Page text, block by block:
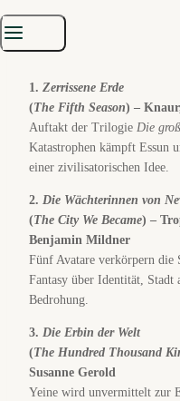
1. Zerrissene Erde
(The Fifth Season) –
Auftakt der Trilogie Die
Katastrophen kämpft Essun
einer zivilisatorischen Idee.
2. Die Wächterinnen von
(The City We Became) –
Benjamin Mildner
Fünf Avatare verkörpern die
Fantasy über Identität, Stadt
Bedrohung.
3. Die Erbin der Welt
(The Hundred Thousand
Susanne Gerold
Yeine wird unvermittelt zur